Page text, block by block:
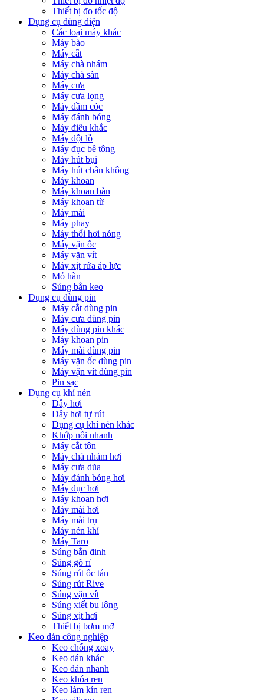
Thiết bị đo tốc độ
Dụng cụ dùng điện
Các loại máy khác
Máy bào
Máy cắt
Máy chà nhám
Máy chà sàn
Máy cưa
Máy cưa lọng
Máy đầm cóc
Máy đánh bóng
Máy điêu khắc
Máy đột lỗ
Máy đục bê tông
Máy hút bụi
Máy hút chân không
Máy khoan
Máy khoan bàn
Máy khoan từ
Máy mài
Máy phay
Máy thổi hơi nóng
Máy vặn ốc
Máy vặn vít
Máy xịt rửa áp lực
Mỏ hàn
Súng bắn keo
Dụng cụ dùng pin
Máy cắt dùng pin
Máy cưa dùng pin
Máy dùng pin khác
Máy khoan pin
Máy mài dùng pin
Máy vặn ốc dùng pin
Máy vặn vít dùng pin
Pin sạc
Dụng cụ khí nén
Dây hơi
Dây hơi tự rút
Dụng cụ khí nén khác
Khớp nối nhanh
Máy cắt tôn
Máy chà nhám hơi
Máy cưa dũa
Máy đánh bóng hơi
Máy đục hơi
Máy khoan hơi
Máy mài hơi
Máy mài trụ
Máy nén khí
Máy Taro
Súng bắn đinh
Súng gõ rỉ
Súng rút ốc tán
Súng rút Rive
Súng vặn vít
Súng xiết bu lông
Súng xịt hơi
Thiết bị bơm mỡ
Keo dán công nghiệp
Keo chống xoay
Keo dán khác
Keo dán nhanh
Keo khóa ren
Keo làm kín ren